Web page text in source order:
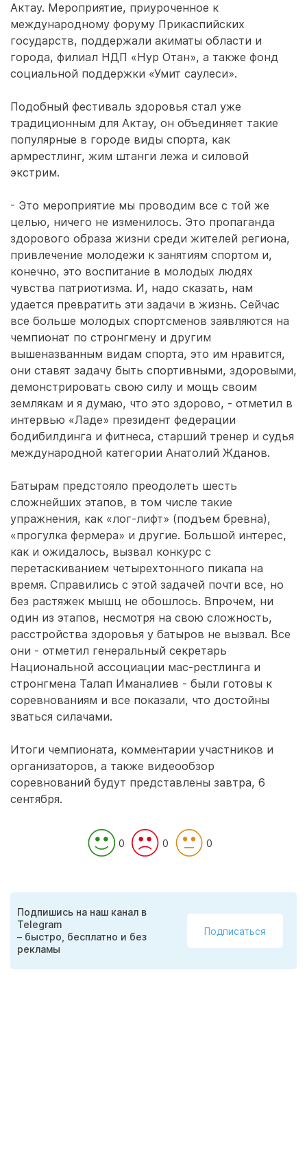
Актау. Мероприятие, приуроченное к
международному форуму Прикаспийских
государств, поддержали акиматы области и
города, филиал НДП «Нур Отан», а также фонд
социальной поддержки «Умит саулеси».
Подобный фестиваль здоровья стал уже
традиционным для Актау, он объединяет такие
популярные в городе виды спорта, как
армрестлинг, жим штанги лежа и силовой
экстрим.
- Это мероприятие мы проводим все с той же
целью, ничего не изменилось. Это пропаганда
здорового образа жизни среди жителей региона,
привлечение молодежи к занятиям спортом и,
конечно, это воспитание в молодых людях
чувства патриотизма. И, надо сказать, нам
удается превратить эти задачи в жизнь. Сейчас
все больше молодых спортсменов заявляются на
чемпионат по стронгмену и другим
вышеназванным видам спорта, это им нравится,
они ставят задачу быть спортивными, здоровыми,
демонстрировать свою силу и мощь своим
землякам и я думаю, что это здорово, - отметил в
интервью «Ладе» президент федерации
бодибилдинга и фитнеса, старший тренер и судья
международной категории Анатолий Жданов.
Батырам предстояло преодолеть шесть
сложнейших этапов, в том числе такие
упражнения, как «лог-лифт» (подъем бревна),
«прогулка фермера» и другие. Большой интерес,
как и ожидалось, вызвал конкурс с
перетаскиванием четырехтонного пикапа на
время. Справились с этой задачей почти все, но
без растяжек мышц не обошлось. Впрочем, ни
один из этапов, несмотря на свою сложность,
расстройства здоровья у батыров не вызвал. Все
они - отметил генеральный секретарь
Национальной ассоциации мас-рестлинга и
стронгмена Талап Иманалиев - были готовы к
соревнованиям и все показали, что достойны
зваться силачами.
Итоги чемпионата, комментарии участников и
организаторов, а также видеообзор
соревнований будут представлены завтра, 6
сентября.
0 0 0
Подпишись на наш канал в
Telegram
– быстро, бесплатно и без
рекламы
Подписаться